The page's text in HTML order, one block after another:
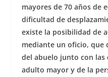
mayores de 70 años de
dificultad de
existe la posibilidad de
mediante un oficio, que
del abuelo junto con las
adulto mayor y de la